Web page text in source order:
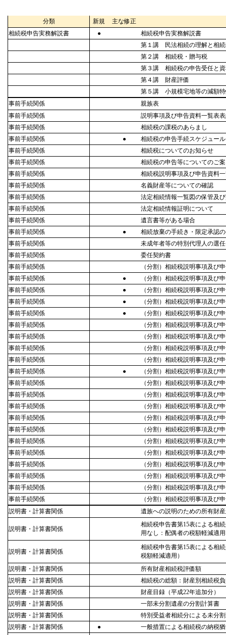
分類 新規
主な修正
相続税申告実務解説書
●
相続税申告実務解説書
第１講 民法相続の理解と相
第２講 相続税・贈与税
第３講 相続税の申告受任と
第４講 財産評価
第５講 小規模宅地等の減額
事前手続関係
親族表
事前手続関係
説明事項及び申告資料一覧表
事前手続関係
相続税の課税のあらまし
事前手続関係
●
相続税の申告手続スケジュール
事前手続関係
相続税についてのお知らせ
事前手続関係
相続税の申告等についてのご
事前手続関係
相続税説明事項及び申告資料
事前手続関係
名義財産等についての確認
事前手続関係
法定相続情報一覧図の保管及
事前手続関係
法定相続情報証明について
事前手続関係
遺言書等がある場合
事前手続関係
●
相続放棄の手続き・限定承認
事前手続関係
未成年者等の特別代理人の選任
事前手続関係
委任契約書
事前手続関係
（分割）相続税説明事項及び
事前手続関係
●
（分割）相続税説明事項及び
事前手続関係
●
（分割）相続税説明事項及び
事前手続関係
●
（分割）相続税説明事項及び
事前手続関係
●
（分割）相続税説明事項及び
事前手続関係
（分割）相続税説明事項及び
事前手続関係
（分割）相続税説明事項及び
事前手続関係
（分割）相続税説明事項及び
事前手続関係
（分割）相続税説明事項及び
事前手続関係
●
（分割）相続税説明事項及び
事前手続関係
（分割）相続税説明事項及び
事前手続関係
（分割）相続税説明事項及び
事前手続関係
（分割）相続税説明事項及び
事前手続関係
（分割）相続税説明事項及び
事前手続関係
（分割）相続税説明事項及び
事前手続関係
（分割）相続税説明事項及び
事前手続関係
（分割）相続税説明事項及び
事前手続関係
（分割）相続税説明事項及び
事前手続関係
（分割）相続税説明事項及び
事前手続関係
（分割）相続税説明事項及び
事前手続関係
（分割）相続税説明事項及び
説明書・計算書関係
遺族への説明のための所有財
説明書・計算書関係
相続税申告書第15表による相
用なし：配偶者の税額軽減適
説明書・計算書関係
相続税申告書第15表による相
税額軽減適用）
説明書・計算書関係
所有財産相続税評価額
説明書・計算書関係
相続税の総額：財産別相続税
説明書・計算書関係
財産目録（平成22年追加分）
説明書・計算書関係
一部未分割遺産の分割計算書
説明書・計算書関係
特別受益者相続分による未分
説明書・計算書関係
● 一般措置による相続税の納税